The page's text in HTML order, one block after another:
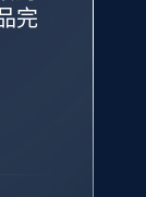
完
础
。
过
们
印
帮
感
，